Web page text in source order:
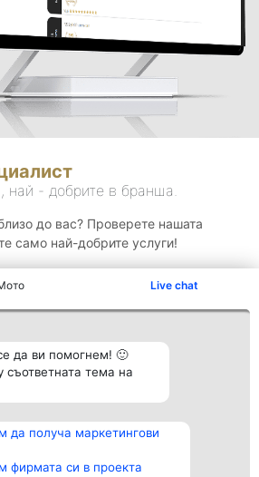
Live chat
да ви помогнем! 🙂
съответната тема на
да получа маркетингови
фирмата си в проекта
най - добрите в бранша.
до вас? Проверете нашата
само най-добрите услуги!
Класация
всички
Контакти